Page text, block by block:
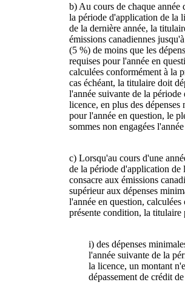
b) Au cours de chaque
la période d'application de la
de la dernière année, la
émissions canadiennes
(5 %) de moins que les
requises pour l'année en
calculées conformément à la
cas échéant, la titulaire doit
l'année suivante de la période
licence, en plus des dépenses
pour l'année en question, le
sommes non engagées
c) Lorsqu'au cours d'une
de la période d'application de
consacre aux émissions
supérieur aux dépenses
l'année en question,
présente condition, la titulaire
i) des dépenses
l'année suivante de la
la licence, un montant
dépassement de crédit